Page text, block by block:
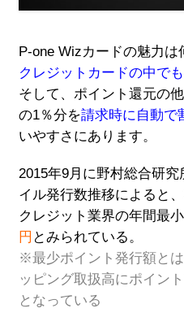
P-one Wizカードの魅力は
クレジットカードの中で
そして、ポイント還元の
の1％分を請求時に自動で
いやすさにあります。
2015年9月に野村総合研
イル発行数推移によると
クレジット業界の年間最
円 とみられている。
※最少ポイント発行額と
ッピング取扱高にポイン
となっている